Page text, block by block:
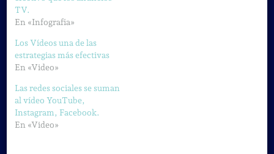
TV.
En «Infografia»
Los Vídeos una de las
estrategias más efectivas
En «Video»
Las redes sociales se suman
al vídeo YouTube,
Instagram, Facebook.
En «Video»